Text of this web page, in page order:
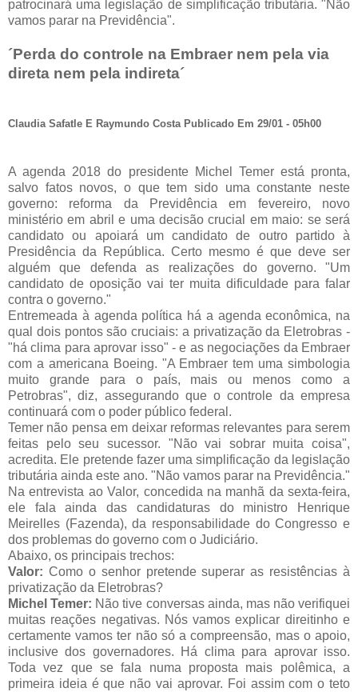
patrocinará uma legislação de simplificação tributária. "Não
vamos parar na Previdência".
´Perda do controle na Embraer nem pela via
direta nem pela indireta´
Claudia Safatle E Raymundo Costa Publicado Em 29/01 - 05h00
A agenda 2018 do presidente Michel Temer está pronta,
salvo fatos novos, o que tem sido uma constante neste
governo: reforma da Previdência em fevereiro, novo
ministério em abril e uma decisão crucial em maio: se será
candidato ou apoiará um candidato de outro partido à
Presidência da República. Certo mesmo é que deve ser
alguém que defenda as realizações do governo. "Um
candidato de oposição vai ter muita dificuldade para falar
contra o governo."
Entremeada à agenda política há a agenda econômica, na
qual dois pontos são cruciais: a privatização da Eletrobras -
"há clima para aprovar isso" - e as negociações da Embraer
com a americana Boeing. "A Embraer tem uma simbologia
muito grande para o país, mais ou menos como a
Petrobras", diz, assegurando que o controle da empresa
continuará com o poder público federal.
Temer não pensa em deixar reformas relevantes para serem
feitas pelo seu sucessor. "Não vai sobrar muita coisa",
acredita. Ele pretende fazer uma simplificação da legislação
tributária ainda este ano. "Não vamos parar na Previdência."
Na entrevista ao Valor, concedida na manhã da sexta-feira,
ele fala ainda das candidaturas do ministro Henrique
Meirelles (Fazenda), da responsabilidade do Congresso e
dos problemas do governo com o Judiciário.
Abaixo, os principais trechos:
Valor: Como o senhor pretende superar as resistências à
privatização da Eletrobras?
Michel Temer: Não tive conversas ainda, mas não verifiquei
muitas reações negativas. Nós vamos explicar direitinho e
certamente vamos ter não só a compreensão, mas o apoio,
inclusive dos governadores. Há clima para aprovar isso.
Toda vez que se fala numa proposta mais polêmica, a
primeira ideia é que não vai aprovar. Foi assim com o teto